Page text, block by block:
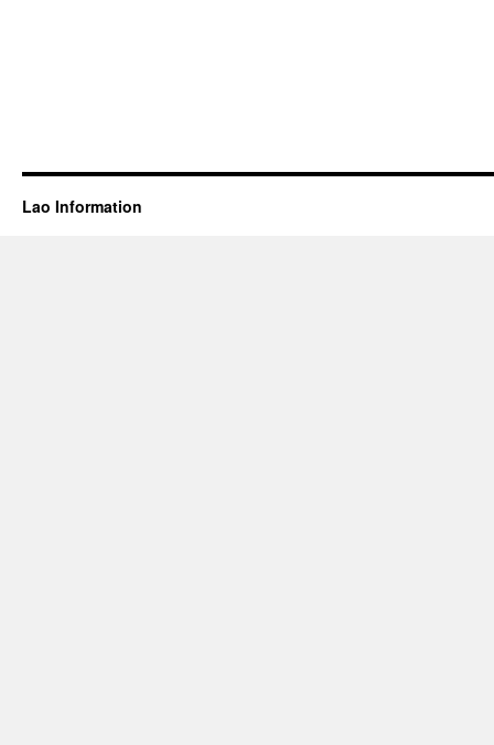
Lao Information